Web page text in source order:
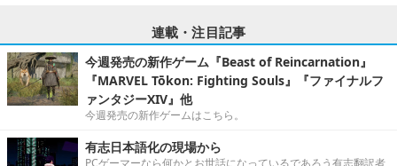
連載・注目記事
今週発売の新作ゲーム『Beast of Reincarnation』
『MARVEL Tōkon: Fighting Souls』『ファイナルフ
ァンタジーXIV』他
今週発売の新作ゲームはこちら。
有志日本語化の現場から